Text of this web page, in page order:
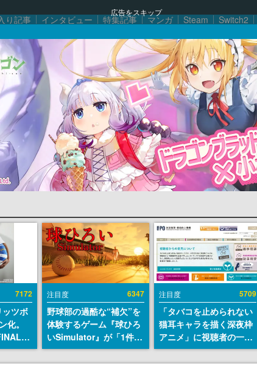
広告をスキップ
り記事 インタビュー 特集記事 マンガ Steam Switch2
7172
ツボ
化。
ッズ情
注目度 6347
野球部の過酷な“補欠”を
体験するゲーム『球ひろ
いSimulator』が「1件」
のウィッシュリストをも
とにチェコ語に対応し
注目度 5709
「タバコを止められない
猫耳キャラを描く深夜枠
アニメ」に視聴者の一部
から批判意見。違法薬物
の使用と思しき描写も含